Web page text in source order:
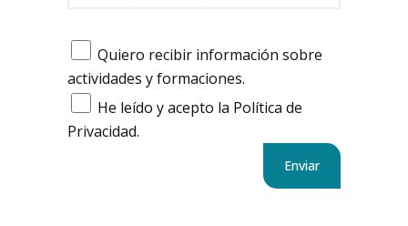
Quiero recibir información sobre
actividades y formaciones.
He leído y acepto la Política de
Privacidad.